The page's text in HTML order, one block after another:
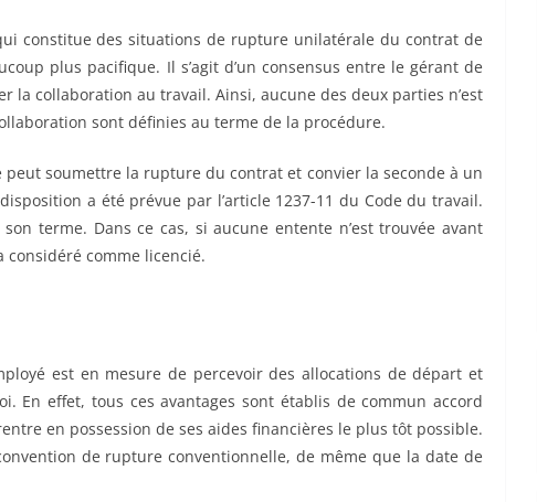
constitue des situations de rupture unilatérale du contrat de
plus pacifique. Il s’agit d’un consensus entre le gérant de
la collaboration au travail. Ainsi, aucune des deux parties n’est
sont définies au terme de la procédure.
soumettre la rupture du contrat et convier la seconde à un
a été prévue par l’article 1237-11 du Code du travail.
terme. Dans ce cas, si aucune entente n’est trouvée avant
considéré comme licencié.
est en mesure de percevoir des allocations de départ et
En effet, tous ces avantages sont établis de commun accord
en possession de ses aides financières le plus tôt possible.
de rupture conventionnelle, de même que la date de